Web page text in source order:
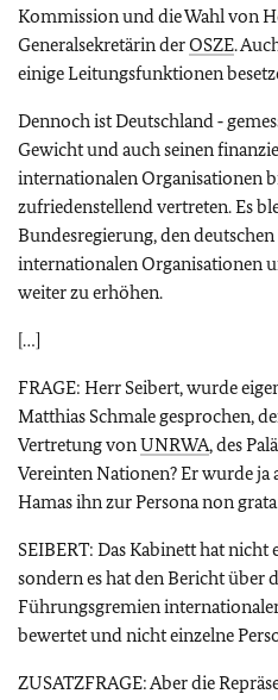
Kommission und die Wahl von
Generalsekretärin derOSZE.
einige Leitungsfunktionen
Dennoch ist Deutschland ‑
Gewicht und auch seinen
internationalen Organisationen
zufriedenstellend vertreten. Es
Bundesregierung, den
internationalen Organisationen
weiter zu erhöhen.
[…]
FRAGE: Herr Seibert, wurde
Matthias Schmale gesprochen,
Vertretung vonUNRWA, des
Vereinten Nationen? Er wurde ja
Hamas ihn zur Persona non
SEIBERT: Das Kabinett hat
sondern es hat den Bericht über
Führungsgremien
bewertet und nicht einzelne
ZUSATZFRAGE: Aber die